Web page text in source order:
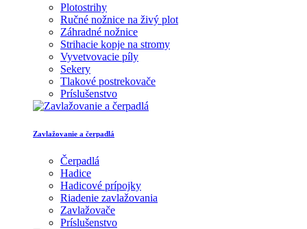
Plotostrihy
Ručné nožnice na živý plot
Záhradné nožnice
Strihacie kopje na stromy
Vyvetvovacie píly
Sekery
Tlakové postrekovače
Príslušenstvo
Zavlažovanie a čerpadlá
Čerpadlá
Hadice
Hadicové prípojky
Riadenie zavlažovania
Zavlažovače
Príslušenstvo